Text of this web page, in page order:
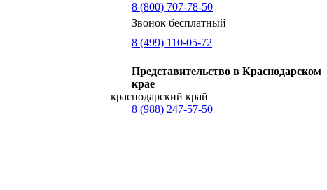
8 (800) 707-78-50
Звонок бесплатный
8 (499) 110-05-72
Представительство в Краснодарском
крае
краснодарский край
8 (988) 247-57-50